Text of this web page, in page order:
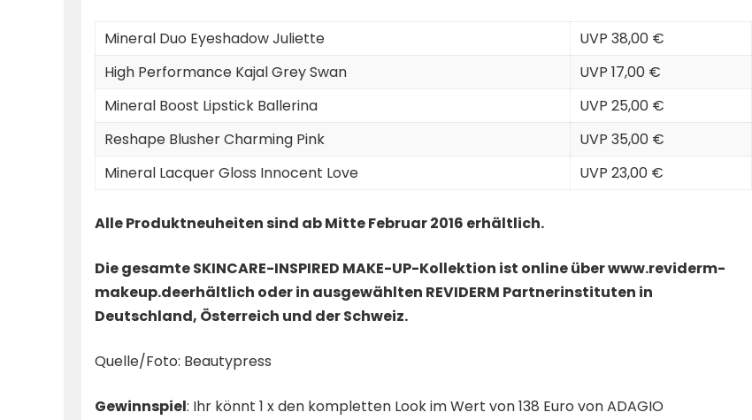
Mineral Duo Eyeshadow Juliette
UVP 38,00 €
High Performance Kajal Grey Swan
UVP 17,00 €
Mineral Boost Lipstick Ballerina
UVP 25,00 €
Reshape Blusher Charming Pink
UVP 35,00 €
Mineral Lacquer Gloss Innocent Love
UVP 23,00 €
Alle Produktneuheiten sind ab Mitte Februar 2016 erhältlich.
Die gesamte SKINCARE-INSPIRED MAKE-UP-Kollektion ist online überwww.reviderm-
makeup.deerhältlich oder in ausgewählten REVIDERM Partnerinstituten in
Deutschland, Österreich und der Schweiz.
Quelle/Foto: Beautypress
Gewinnspiel: Ihr könnt 1 x den kompletten Look im Wert von 138 Euro von ADAGIO